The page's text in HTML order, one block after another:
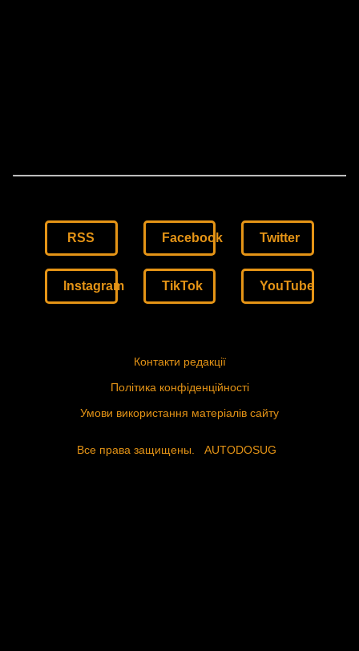
RSS Facebook Twitter
Instagram TikTok YouTube
Контакти редакції
Політика конфіденційності
Умови використання матеріалів сайту
Все права защищены. AUTODOSUG